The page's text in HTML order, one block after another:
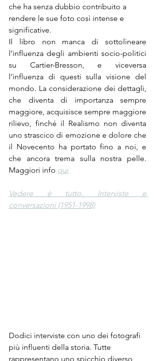
che ha senza dubbio contribuito a
rendere le sue foto così intense e
significative.
Il libro non manca di sottolineare
l’influenza degli ambienti socio-politici
su Cartier-Bresson, e viceversa
l’influenza di questi sulla visione del
mondo. La considerazione dei dettagli,
che diventa di importanza sempre
maggiore, acquisisce sempre maggiore
rilievo, finché il Realismo non diventa
uno strascico di emozione e dolore che
il Novecento ha portato fino a noi, e
che ancora trema sulla nostra pelle.
Maggiori info qui
Vedere è tutto. Interviste e
conversazioni (1951-1998)
Dodici interviste con uno dei fotografi
più influenti della storia. Tutte
rappresentano uno spicchio diverso